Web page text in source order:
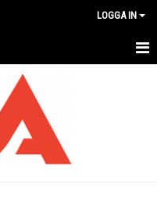
LOGGA IN